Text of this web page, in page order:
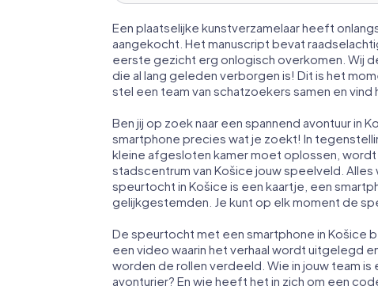
Een plaatselijke kunstverzamelaar heeft
aangekocht. Het manuscript bevat
eerste gezicht erg onlogisch overkomen. Wij
die al lang geleden verborgen is! Dit is het
stel een team van schatzoekers samen en
Ben jij op zoek naar een spannend avontuur in
smartphone precies wat je zoekt! In
kleine afgesloten kamer moet oplossen,
stadscentrum van Košice jouw speelveld.
speurtocht in Košice is een kaartje, een
gelijkgestemden. Je kunt op elk moment de
De speurtocht met een smartphone in Košice
een video waarin het verhaal wordt uitgelegd
worden de rollen verdeeld. Wie in jouw team
avonturier? En wie heeft het in zich om een